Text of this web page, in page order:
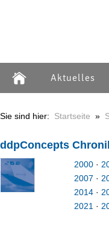
Aktuelles
Sie sind hier: Startseite »
ddpConcepts
2000 ·
2007 ·
2014 ·
2021 ·